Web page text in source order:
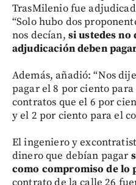
TrasMilenio fue
“Solo hubo dos
nos decían, si ustedes
adjudicación deben
Además, añadió: “Nos
pagar el 8 por ciento
contratos que el 6 por
y el 2 por ciento para el
El ingeniero y
dinero que debían pagar
como compromiso de lo